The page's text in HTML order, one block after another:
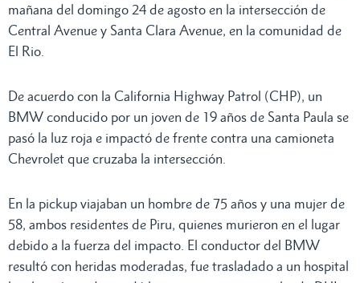
mañana del domingo 24 de agosto en la intersección de
Central Avenue y Santa Clara Avenue, en la comunidad de
El Rio.
De acuerdo con la California Highway Patrol (CHP), un
BMW conducido por un joven de 19 años de Santa Paula se
pasó la luz roja e impactó de frente contra una camioneta
Chevrolet que cruzaba la intersección.
En la pickup viajaban un hombre de 75 años y una mujer de
58, ambos residentes de Piru, quienes murieron en el lugar
debido a la fuerza del impacto. El conductor del BMW
resultó con heridas moderadas, fue trasladado a un hospital